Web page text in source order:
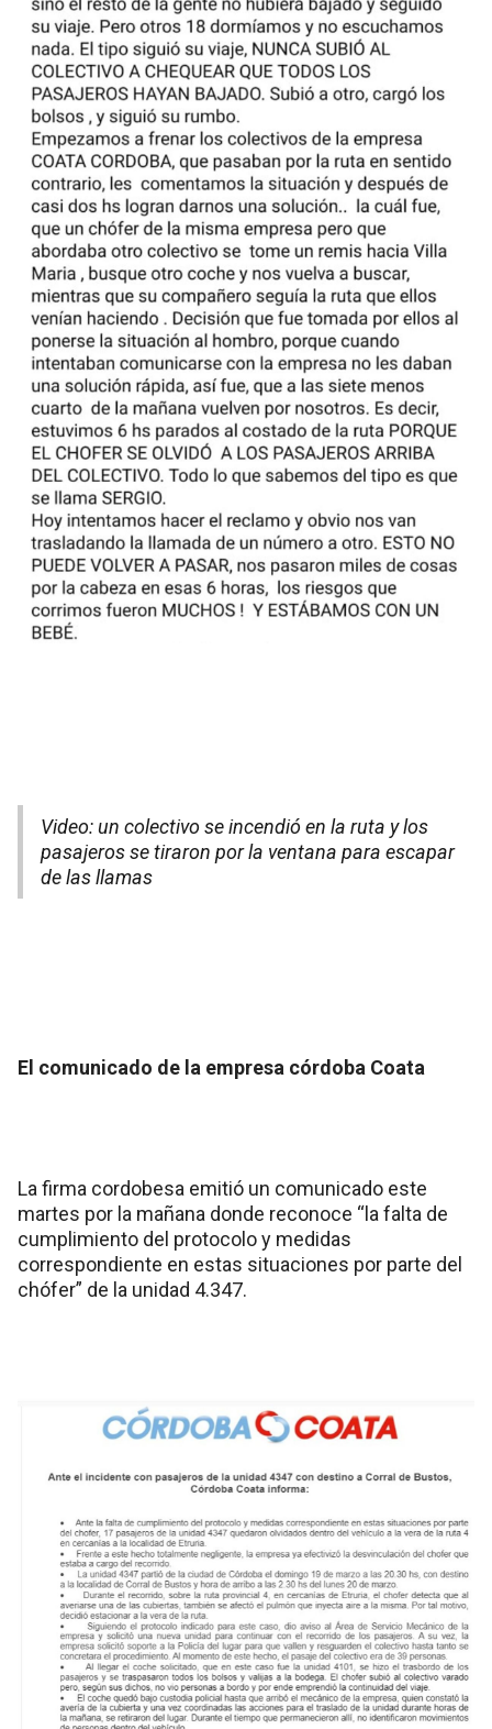
Video: un colectivo se incendió en la ruta y los
pasajeros se tiraron por la ventana para escapar
de las llamas
El comunicado de la empresa córdoba Coata
La firma cordobesa emitió un comunicado este
martes por la mañana donde reconoce “la falta de
cumplimiento del protocolo y medidas
correspondiente en estas situaciones por parte del
chófer” de la unidad 4.347.